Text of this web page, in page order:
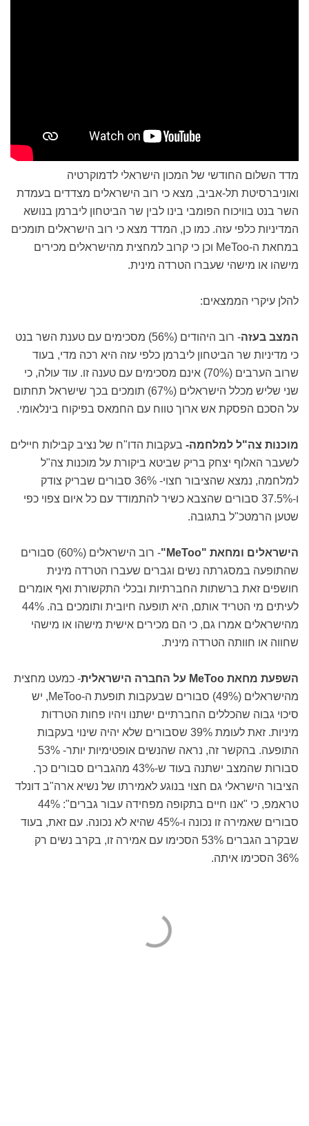
מדד השלום החודשי של המכון הישראלי לדמוקרטיה
ואוניברסיטת תל-אביב, מצא כי רוב הישראלים מצדדים בעמדת
השר בנט בוויכוח הפומבי בינו לבין שר הביטחון ליברמן בנושא
המדיניות כלפי עזה. כמו כן, המדד מצא כי רוב הישראלים תומכים
במחאת ה-MeToo וכן כי קרוב למחצית מהישראלים מכירים
מישהו או מישהי שעברו הטרדה מינית.
להלן עיקרי הממצאים:
המצב בעזה
- רוב היהודים (56%) מסכימים עם טענת השר בנט
כי מדיניות שר הביטחון ליברמן כלפי עזה היא רכה מדי, בעוד
שרוב הערבים (70%) אינם מסכימים עם טענה זו. עוד עולה, כי
שני שליש מכלל הישראלים (67%) תומכים בכך שישראל תחתום
על הסכם הפסקת אש ארוך טווח עם החמאס בפיקוח בינלאומי.
מוכנות צה"ל למלחמה- בעקבות הדו"ח של נציב קבילות חיילים
לשעבר האלוף יצחק בריק שביטא ביקורת על מוכנות צה"ל
למלחמה, נמצא שהציבור חצוי- 36% סבורים שבריק צודק
ו-37.5% סבורים שהצבא כשיר להתמודד עם כל איום צפוי כפי
שטען הרמטכ"ל בתגובה.
הישראלים ומחאת "MeToo"
- רוב הישראלים (60%) סבורים
שהתופעה במסגרתה נשים וגברים שעברו הטרדה מינית
חושפים זאת ברשתות החברתיות ובכלי התקשורת ואף אומרים
לעיתים מי הטריד אותם, היא תופעה חיובית ותומכים בה. 44%
מהישראלים אמרו גם, כי הם מכירים אישית מישהו או מישהי
שחווה או חוותה הטרדה מינית.
השפעת מחאת MeToo על החברה הישראלית
- כמעט מחצית
מהישראלים (49%) סבורים שבעקבות תופעת ה-MeToo, יש
סיכוי גבוה שהכללים החברתיים ישתנו ויהיו פחות הטרדות
מיניות. זאת לעומת 39% שסבורים שלא יהיה שינוי בעקבות
התופעה. בהקשר זה, נראה שהנשים אופטימיות יותר- 53%
סבורות שהמצב ישתנה בעוד ש-43% מהגברים סבורים כך.
הציבור הישראלי גם חצוי בנוגע לאמירתו של נשיא ארה"ב דונלד
טראמפ, כי "אנו חיים בתקופה מפחידה עבור גברים": 44%
סבורים שאמירה זו נכונה ו-45% שהיא לא נכונה. עם זאת, בעוד
שבקרב הגברים 53% הסכימו עם אמירה זו, בקרב נשים רק
36% הסכימו איתה.